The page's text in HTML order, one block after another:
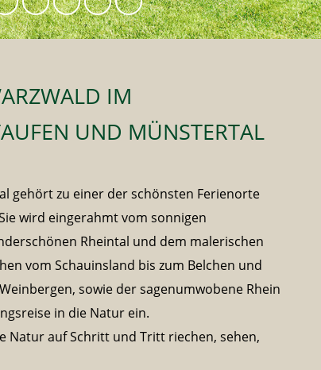
IM
UND MÜNSTERTAL
gehört zu einer der schönsten Ferienorte
wird eingerahmt vom sonnigen
Rheintal und dem malerischen
vom Schauinsland bis zum Belchen und
sowie der sagenumwobene Rhein
in die Natur ein.
Natur auf Schritt und Tritt riechen, sehen,